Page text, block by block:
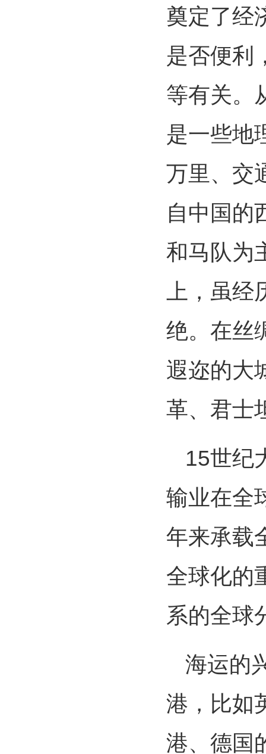
奠定了经
是否便利
等有关。
是一些地
万里、交
自中国的
和马队为
上，虽
绝。在丝
遐迩的大
革、君士
15世纪
输业在全
年来承载
全球化的
系的全球
海运的
港，比如
港、德国